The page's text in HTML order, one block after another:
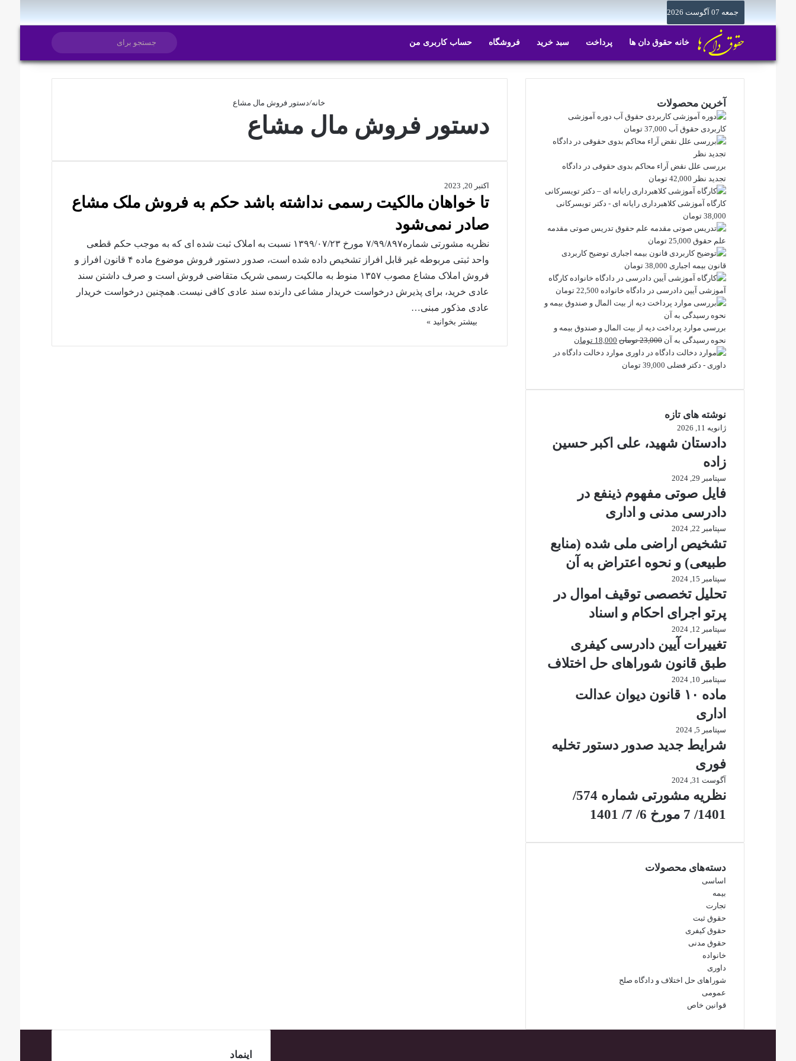
جمعه 07 آگوست 2026
خانه حقوق دان ها پرداخت سبد خرید فروشگاه حساب کاربری من تغییر پوسته
جستجو
برای
خانه/دستور فروش مال مشاع
دستور فروش مال مشاع
اکتبر 20, 2023
تا خواهان مالکیت رسمی نداشته باشد حکم به فروش ملک مشاع
صادر نمی‌شود
نظریه مشورتی شماره۷/۹۹/۸۹۷ مورخ ۱۳۹۹/۰۷/۲۳ نسبت به املاک ثبت شده ای که به موجب حکم قطعی
واحد ثبتی مربوطه غیر قابل افراز تشخیص داده شده است، صدور دستور فروش موضوع ماده ۴ قانون افراز و
فروش املاک مشاع مصوب ۱۳۵۷ منوط به مالکیت رسمی شریک متقاضی فروش است و صرف داشتن سند
عادی خرید، برای پذیرش درخواست خریدار مشاعی دارنده سند عادی کافی نیست. همچنین درخواست خریدار
عادی مذکور مبنی…
بیشتر بخوانید »
آخرین محصولات
دوره آموزشی
کاربردی حقوق آب 37,000 تومان
بررسی علل نقض آراء محاکم بدوی حقوقی در دادگاه
تجدید نظر 42,000 تومان
کارگاه آموزشی کلاهبرداری رایانه ای - دکتر تویسرکانی
38,000 تومان
تدریس صوتی مقدمه
علم حقوق 25,000 تومان
توضیح کاربردی
قانون بیمه اجباری 38,000 تومان
کارگاه
آموزشی آیین دادرسی در دادگاه خانواده 22,500 تومان
بررسی موارد پرداخت دیه از بیت المال و صندوق بیمه و
نحوه رسیدگی به آن 23,000 تومان قیمت
اصلی
18,000 تومان
فعلی
موارد دخالت دادگاه در
داوری - دکتر فضلی 39,000 تومان
نوشته های تازه
ژانویه 11, 2026
دادستان شهید، علی اکبر حسین
زاده
سپتامبر 29, 2024
فایل صوتی مفهوم ذینفع در
دادرسی مدنی و اداری
سپتامبر 22, 2024
تشخیص اراضی ملی شده (منابع
طبیعی) و نحوه اعتراض به آن
سپتامبر 15, 2024
تحلیل تخصصی توقیف اموال در
پرتو اجرای احکام و اسناد
سپتامبر 12, 2024
تغییرات آیین دادرسی کیفری
طبق قانون شوراهای حل اختلاف
سپتامبر 10, 2024
ماده ۱۰ قانون دیوان عدالت
اداری
سپتامبر 5, 2024
شرایط جدید صدور دستور تخلیه
فوری
آگوست 31, 2024
نظریه مشورتی شماره 574/
1401/ 7 مورخ 6/ 7/ 1401
دسته‌های محصولات
اساسی
بیمه
تجارت
حقوق ثبت
حقوق کیفری
حقوق مدنی
خانواده
داوری
شوراهای حل اختلاف و دادگاه صلح
عمومی
قوانین خاص
اینماد